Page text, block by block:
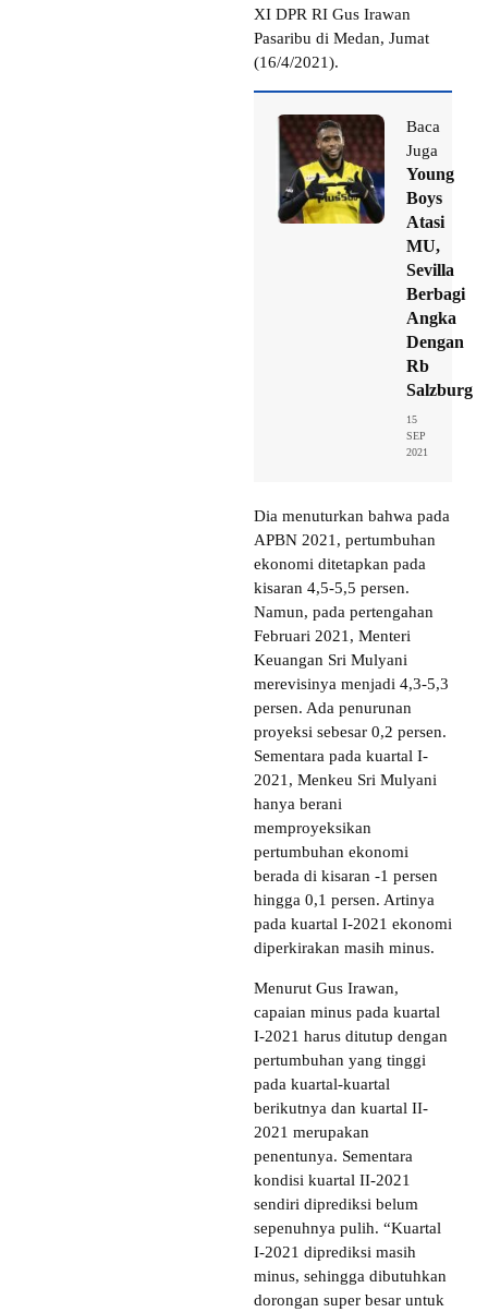
XI DPR RI Gus Irawan
Pasaribu di Medan, Jumat
(16/4/2021).
Baca
Juga
Young
Boys
Atasi
MU,
Sevilla
Berbagi
Angka
Dengan
Rb
Salzburg
15
SEP
2021
Dia menuturkan bahwa pada
APBN 2021, pertumbuhan
ekonomi ditetapkan pada
kisaran 4,5-5,5 persen.
Namun, pada pertengahan
Februari 2021, Menteri
Keuangan Sri Mulyani
merevisinya menjadi 4,3-5,3
persen. Ada penurunan
proyeksi sebesar 0,2 persen.
Sementara pada kuartal I-
2021, Menkeu Sri Mulyani
hanya berani
memproyeksikan
pertumbuhan ekonomi
berada di kisaran -1 persen
hingga 0,1 persen. Artinya
pada kuartal I-2021 ekonomi
diperkirakan masih minus.
Menurut Gus Irawan,
capaian minus pada kuartal
I-2021 harus ditutup dengan
pertumbuhan yang tinggi
pada kuartal-kuartal
berikutnya dan kuartal II-
2021 merupakan
penentunya. Sementara
kondisi kuartal II-2021
sendiri diprediksi belum
sepenuhnya pulih. “Kuartal
I-2021 diprediksi masih
minus, sehingga dibutuhkan
dorongan super besar untuk